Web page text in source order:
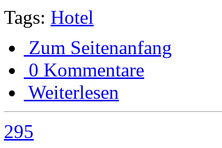
Tags: Hotel
Zum Seitenanfang
0 Kommentare
Weiterlesen
295